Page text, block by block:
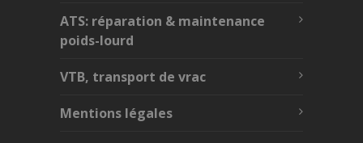
ATS: réparation & maintenance
poids-lourd
VTB, transport de vrac
Mentions légales